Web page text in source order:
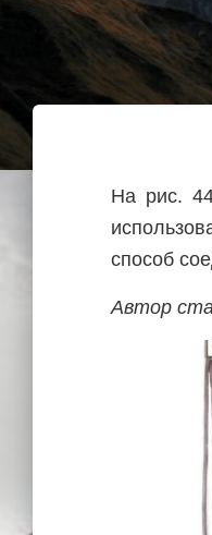
На рис. 44
способ
Автор